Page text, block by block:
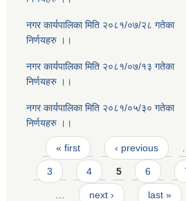
नगर कार्यपालिका मिति २०८१/०७/२८ गतेका
निर्णयहरु ।।
नगर कार्यपालिका मिति २०८१/०७/१३ गतेका
निर्णयहरु ।।
नगर कार्यपालिका मिति २०८१/०५/३० गतेका
निर्णयहरु ।।
Pages
« first ‹ previous
3 4 5 6
next › last »